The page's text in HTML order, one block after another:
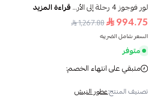
لور فوجوز 4 رحلة إلى الأر...
قراءة المزيد
994.75
1,267.88
السعر شامل الضريبه
متوفر
متبقي على انتهاء الخصم:
تصنيف المنتج:عطور النيش